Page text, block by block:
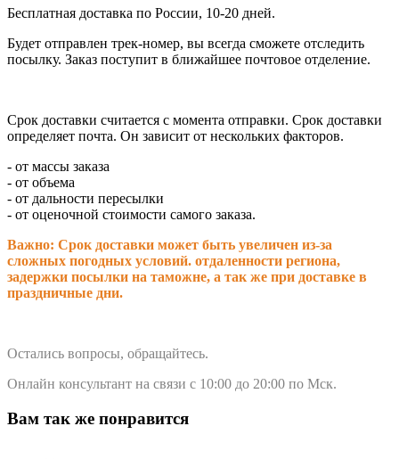
Бесплатная доставка по России, 10-20 дней.
Будет отправлен трек-номер, вы всегда сможете отследить
посылку. Заказ поступит в ближайшее почтовое отделение.
Срок доставки считается с момента отправки. Срок доставки
определяет почта. Он зависит от нескольких факторов.
- от массы заказа
- от объема
- от дальности пересылки
- от оценочной стоимости самого заказа.
Важно: Срок доставки может быть увеличен из-за
сложных погодных условий. отдаленности региона,
задержки посылки на таможне, а так же при доставке в
праздничные дни.
Остались вопросы, обращайтесь.
Онлайн консультант на связи с 10:00 до 20:00 по Мск.
Вам так же понравится